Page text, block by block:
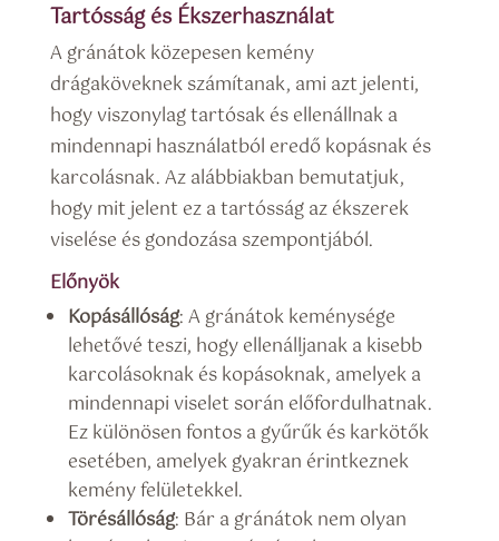
Tartósság és Ékszerhasználat
A gránátok közepesen kemény
drágaköveknek számítanak, ami azt jelenti,
hogy viszonylag tartósak és ellenállnak a
mindennapi használatból eredő kopásnak és
karcolásnak. Az alábbiakban bemutatjuk,
hogy mit jelent ez a tartósság az ékszerek
viselése és gondozása szempontjából.
Előnyök
Kopásállóság: A gránátok keménysége
lehetővé teszi, hogy ellenálljanak a kisebb
karcolásoknak és kopásoknak, amelyek a
mindennapi viselet során előfordulhatnak.
Ez különösen fontos a gyűrűk és karkötők
esetében, amelyek gyakran érintkeznek
kemény felületekkel.
Törésállóság: Bár a gránátok nem olyan